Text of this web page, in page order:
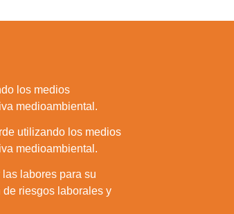
los medios
medioambiental.
utilizando los medios
medioambiental.
labores para su
riesgos laborales y